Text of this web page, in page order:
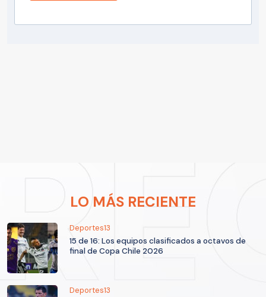
LO MÁS RECIENTE
Deportes13
15 de 16: Los equipos clasificados a octavos de
final de Copa Chile 2026
Deportes13